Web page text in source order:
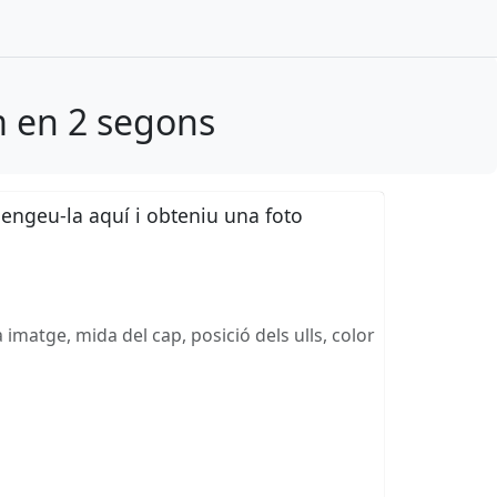
en 2 segons
la aquí i obteniu una foto
mida del cap, posició dels ulls, color